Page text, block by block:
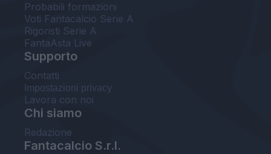
Probabili formazioni
Voti Fantacalcio Serie A
Rigoristi Serie A
FantaAsta Live
Supporto
Contatti
Impostazioni privacy
Lavora con noi
Chi siamo
Redazione
Fantacalcio S.r.l.